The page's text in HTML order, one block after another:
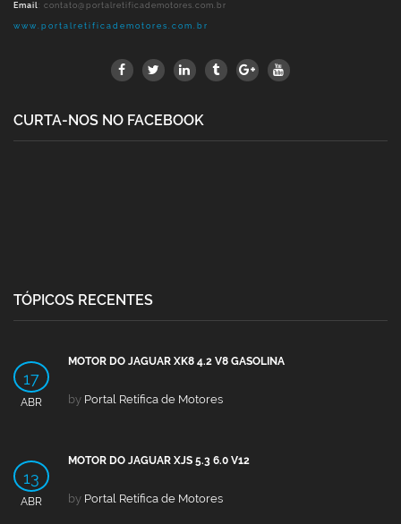
Email: contato@portalretificademotores.com.br
www.portalretificademotores.com.br
CURTA-NOS NO FACEBOOK
TÓPICOS RECENTES
17
ABR
MOTOR DO JAGUAR XK8 4.2 V8 GASOLINA
by Portal Retífica de Motores
13
ABR
MOTOR DO JAGUAR XJS 5.3 6.0 V12
by Portal Retífica de Motores